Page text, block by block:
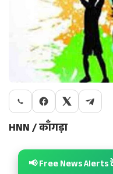
HNN / काँगड़ा
📢 Free News